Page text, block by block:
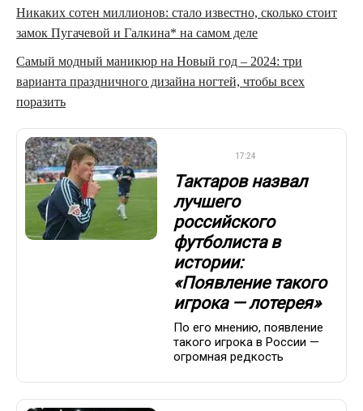
Никаких сотен миллионов: стало известно, сколько стоит
замок Пугачевой и Галкина* на самом деле
Самый модный маникюр на Новый год – 2024: три
варианта праздничного дизайна ногтей, чтобы всех
поразить
17:24
Тактаров назвал
лучшего
российского
футболиста в
истории:
«Появление такого
игрока — лотерея»
По его мнению, появление
такого игрока в России —
огромная редкость